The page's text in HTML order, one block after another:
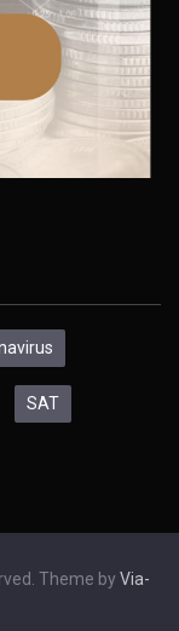
SAT
Theme by Via-